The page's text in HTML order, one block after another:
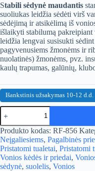
Stabili sėdynė maudantis
suoliukas leidžia sėdėti virš
sėdėjimą ir atsikėlimą iš
išlaikyti stabilumą pakreipiant
leidžia lengvai susisukti
pagyvenusiems žmonėms ir
nuolatinės) žmonėms, pvz.
kaulų trapumas, galūnių,
Išankstinis užsakymas 10-12 d.d.
produkto
kiekis:
Vonios
suolelis
A
l
t
e
r
Produkto kodas: RF-856
Neįgaliesiems, Pagalbinės
Pristatomi tualetai, Pristatomi
Vonios kėdės ir priedai,
sėdynė, suolelis, Vonios